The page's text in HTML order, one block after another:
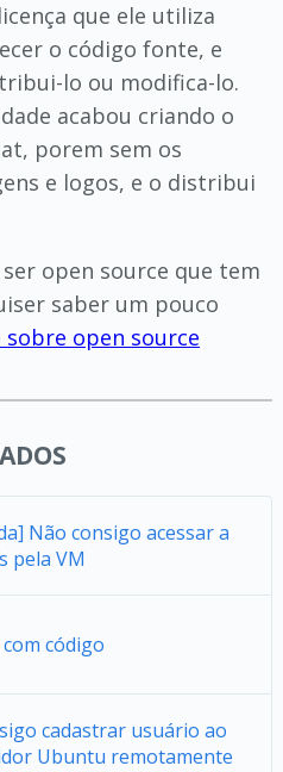
que ele utiliza
o código fonte, e
lo ou modifica-lo.
acabou criando o
porem sem os
e logos, e o distribui
open source que tem
saber um pouco
open source
Não consigo acessar a
pela VM
código
cadastrar usuário ao
Ubuntu remotamente